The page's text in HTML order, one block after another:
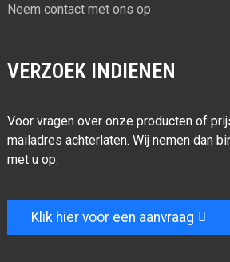
Neem contact met ons op
VERZOEK INDIENEN
Voor vragen over onze producten of
mailadres achterlaten. Wij nemen dan
met u op.
Klik hier voor een aanvraag